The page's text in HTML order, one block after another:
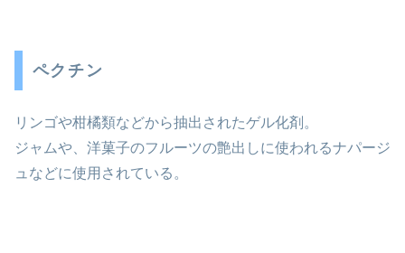
ペクチン
リンゴや柑橘類などから抽出されたゲル化剤。
ジャムや、洋菓子のフルーツの艶出しに使われるナパージ
ュなどに使用されている。